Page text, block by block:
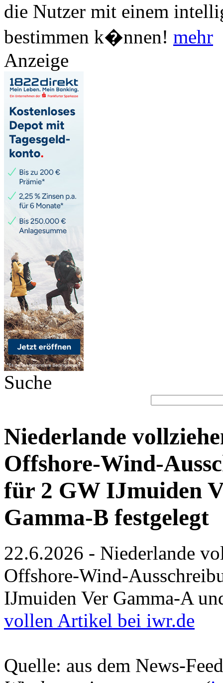
die Nutzer mit einem
bestimmen k�nnen! mehr
Anzeige
Suche
Niederlande
Offshore-Wind-
für 2 GW IJmuiden
Gamma-B festgelegt
22.6.2026 - Niederlande
Offshore-Wind-
IJmuiden Ver Gamma-A
vollen Artikel bei iwr.de
Quelle: aus dem News-